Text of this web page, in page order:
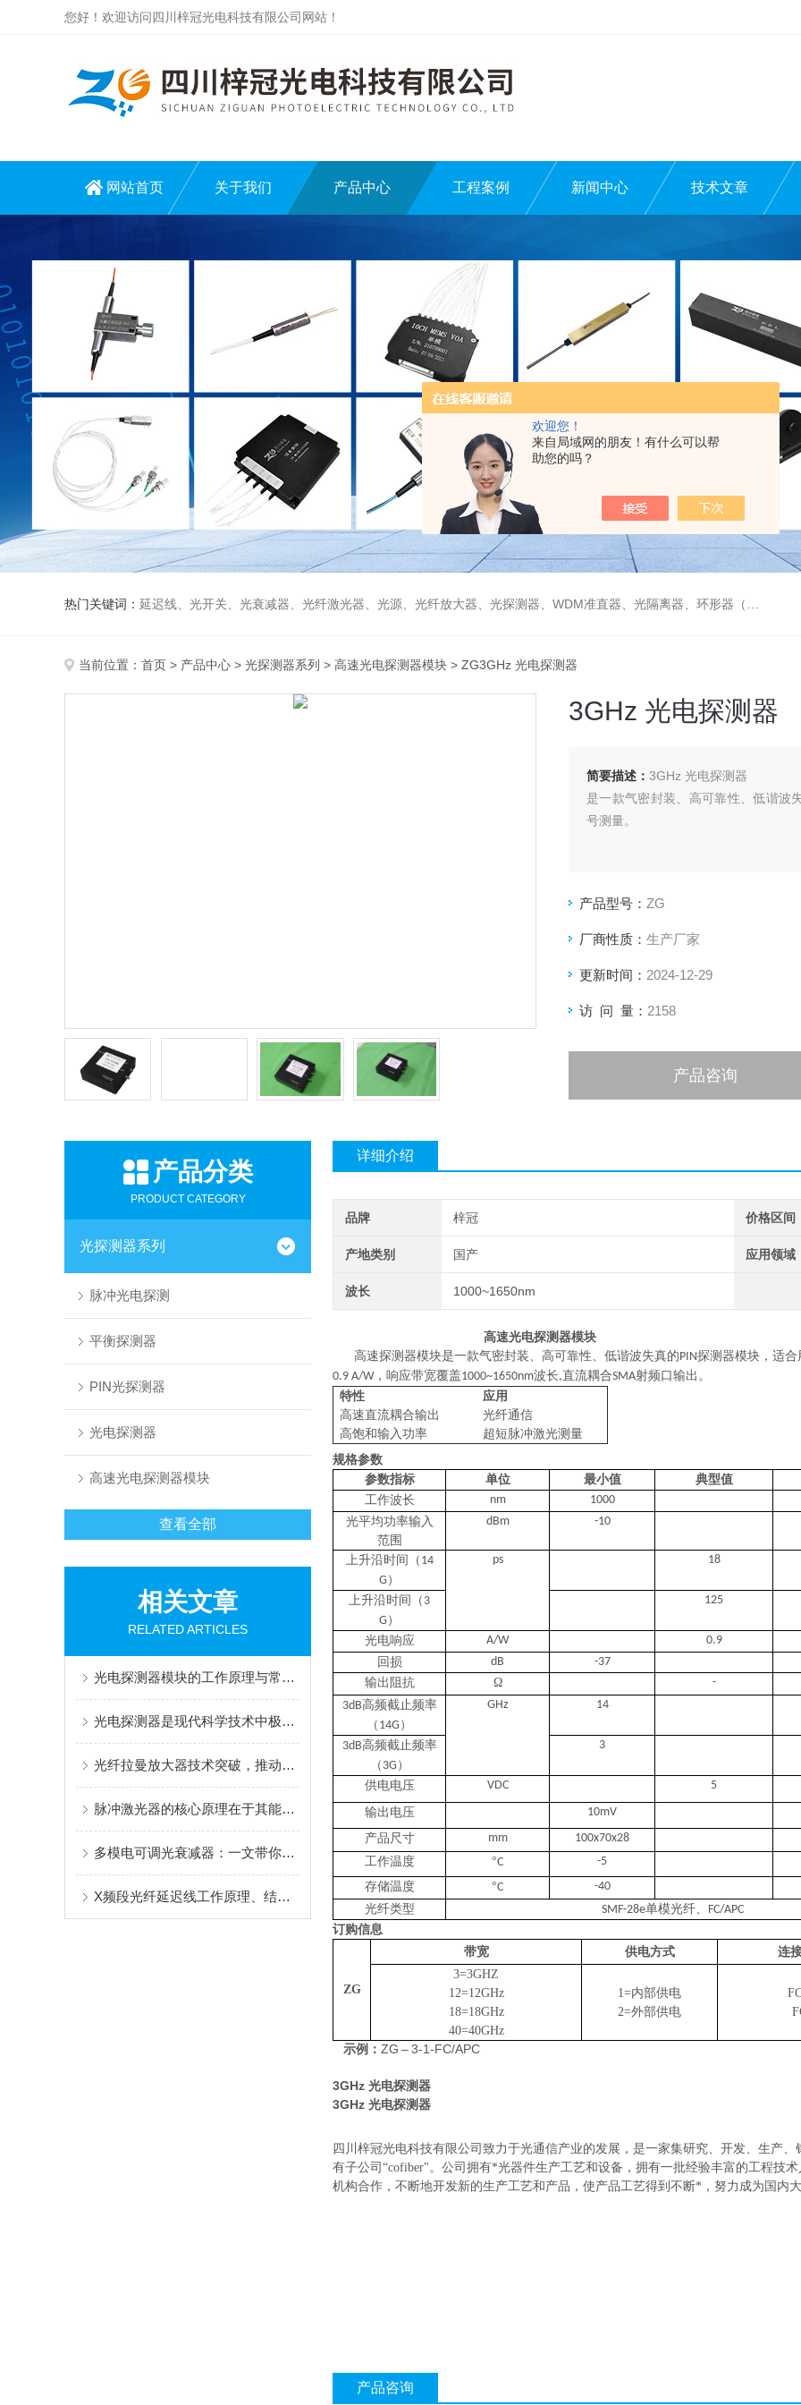
欢迎您！
来自局域网的朋友！有什么可以帮
助您的吗？
您好！欢迎访问四川梓冠光电科技有限公司网站！
网站首页 关于我们 产品中心 工程案例 新闻中心 技术文章
热门关键词： 延迟线、光开关、光衰减器、光纤激光器、光源、光纤放大器、光探测器、WDM准直器、光隔离器、环形器（三端口、四端口）、偏振分束器/合束器、起偏器、耦合器、单纤/双纤准直器、激光准直器、光纤反射镜、光纤旋转器、偏振控制器（三环、挤压式）、光栅、波分复用器（CWDM/DWDM）等
当前位置： 首页 > 产品中心 > 光探测器系列 > 高速光电探测器模块 > ZG3GHz 光电探测器
3GHz 光电探测器
简要描述： 3GHz 光电探测器
是一款气密封装、高可靠性、低谐波
号测量。
产品型号： ZG
厂商性质： 生产厂家
更新时间： 2024-12-29
访 问 量： 2158
产品咨询
产品分类
PRODUCT CATEGORY
光探测器系列
脉冲光电探测
平衡探测器
PIN光探测器
光电探测器
高速光电探测器模块
查看全部
相关文章
RELATED ARTICLES
光电探测器模块的工作原理与常见分类如下
光电探测器是现代科学技术中极为重要的一环
光纤拉曼放大器技术突破，推动光通信领域迈向新高度
脉冲激光器的核心原理在于其能够产生脉冲式的激光
多模电可调光衰减器：一文带你了解是什么？
X频段光纤延迟线工作原理、结构、特点及应用领域揭秘
详细介绍
品牌 梓冠 价格区间
产地类别 国产 应用领域
波长 1000~1650nm
高速光电探测器模块
高速探测器模块是一款气密封装、高可靠性、低谐波失真的PIN探测器模块，适
0.9 A/W，响应带宽覆盖1000~1650nm波长,直流耦合SMA射频口输出。
特性
应用
高速直流耦合输出
光纤通信
高饱和输入功率
超短脉冲激光测量
规格参数
参数指标
单位 最小值
典型值
工作波长
nm
1000
光平均功率输入
范围
dBm -10
上升沿时间（ 14
G ）
ps 18
上升沿时间（ 3
G ）
125
光电响应 A/W
0.9
回损
dB
-37
输出阻抗
Ω
-
3dB高频截止频率
（ 14G ）
GHz 14
3dB高频截止频率
（ 3G ）
3
供电电压 VDC
5
输出电压
10mV
产品尺寸
mm
100x70x28
工作温度
°C
-5
存储温度
°C
-40
光纤类型
SMF-28e单模光纤、 FC/APC
订购信息
ZG
带宽 供电方式
连
3=3GHZ
12=12GHz
18=18GHz
40=40GHz
1=内部供电
2=外部供电
示例： ZG –3-1-FC/APC
3GHz 光电探测器
3GHz 光电探测器
四川梓冠光电科技有限公司致力于光通信产业的发展，是一家集研究、开发、生产
有子公司“cofiber"。公司拥有*光器件生产工艺和设备，拥有一批经验丰富的工程技
机构合作，不断地开发新的生产工艺和产品，使产品工艺得到不断*，努力成为国内
产品咨询